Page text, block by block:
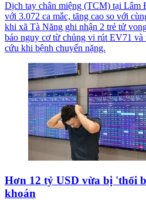
Dịch tay chân miệng (TCM) tại Lâm
với 3.072 ca mắc, tăng cao so với
khi xã Tà Năng ghi nhận 2 trẻ tử
báo nguy cơ từ chủng vi rút EV71 và
cứu khi bệnh chuyển nặng.
Hơn 12 tỷ USD vừa bị 'thổi
khoán